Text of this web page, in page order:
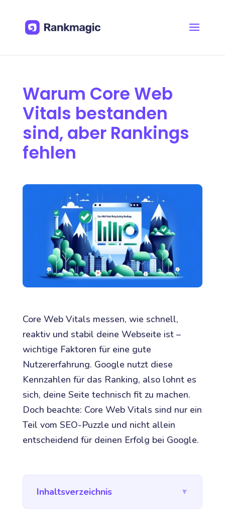
Warum Core Web
Vitals bestanden
sind, aber Rankings
fehlen
Core Web Vitals messen, wie schnell,
reaktiv und stabil deine Webseite ist –
wichtige Faktoren für eine gute
Nutzererfahrung. Google nutzt diese
Kennzahlen für das Ranking, also lohnt es
sich, deine Seite technisch fit zu machen.
Doch beachte: Core Web Vitals sind nur ein
Teil vom SEO-Puzzle und nicht allein
entscheidend für deinen Erfolg bei Google.
Inhaltsverzeichnis ▼